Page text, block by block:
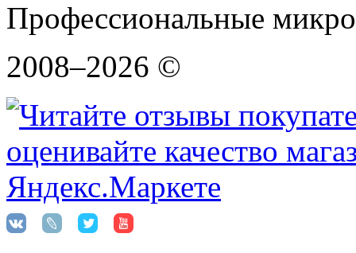
Профессиональные
2008–2026 ©